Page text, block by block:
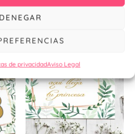
DENEGAR
de privacidadAviso Legal
de